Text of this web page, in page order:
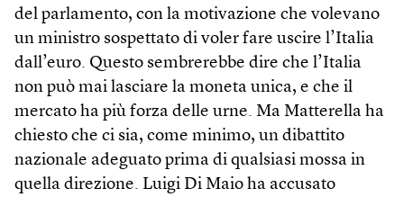
del parlamento, con la motivazione che volevano
un ministro sospettato di voler fare uscire l’Italia
dall’euro. Questo sembrerebbe dire che l’Italia
non può mai lasciare la moneta unica, e che il
mercato ha più forza delle urne. Ma Matterella ha
chiesto che ci sia, come minimo, un dibattito
nazionale adeguato prima di qualsiasi mossa in
quella direzione. Luigi Di Maio ha accusato